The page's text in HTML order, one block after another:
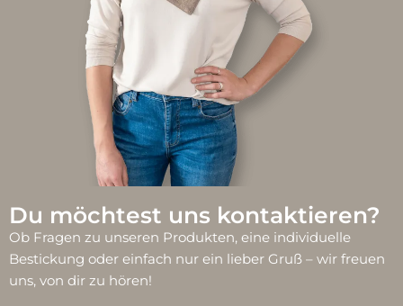
Du möchtest uns kontaktieren?
Ob Fragen zu unseren Produkten, eine individuelle
Bestickung oder einfach nur ein lieber Gruß – wir freuen
uns, von dir zu hören!